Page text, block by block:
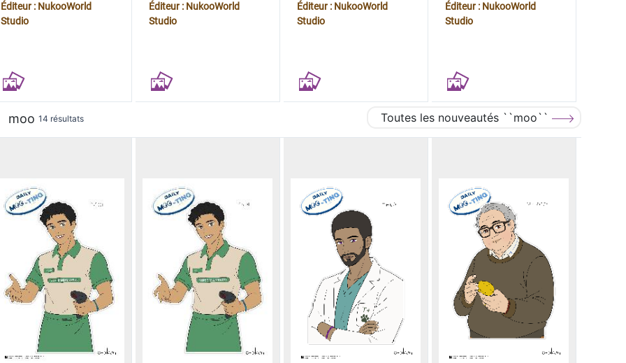
Éditeur : NukooWorld
Studio
Éditeur : NukooWorld
Studio
Éditeur : NukooWorld
Studio
Éditeur : NukooWorld
Studio
moo 14 résultats Toutes les nouveautés ``moo``